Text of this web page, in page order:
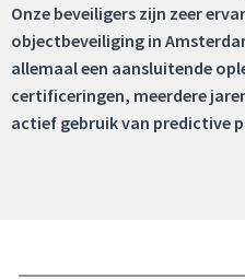
Onze beveiligers zijn zeer
objectbeveiliging in
allemaal een aansluitende
certificeringen, meerdere
actief gebruik van predictive